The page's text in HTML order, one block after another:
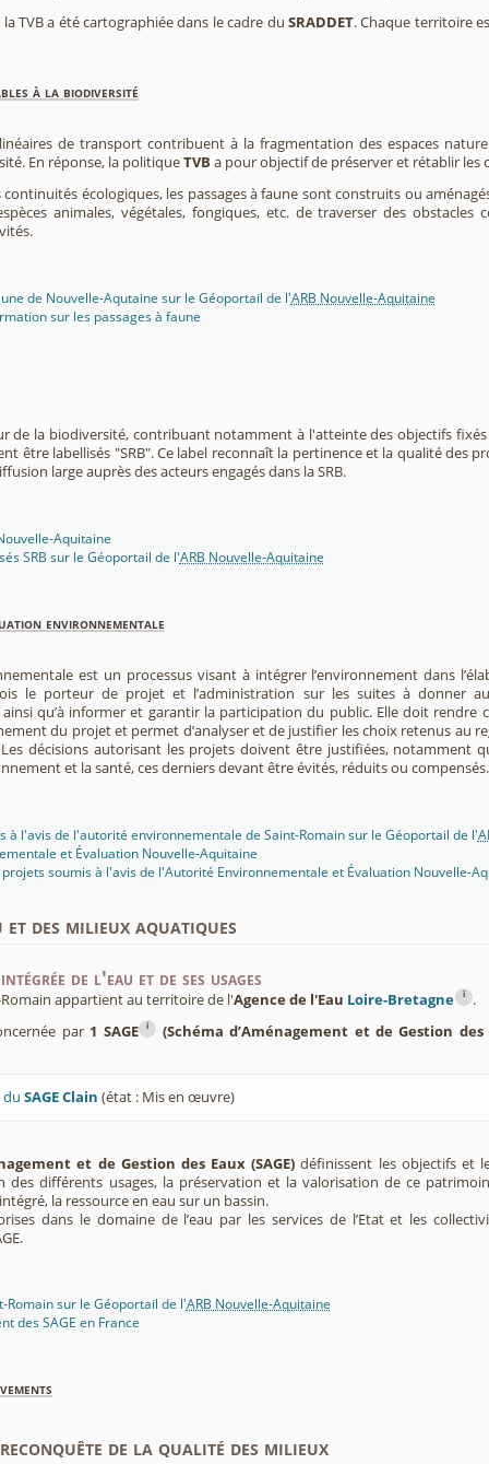
TVB a été cartographiée dans le cadre du SRADDET. Chaque territoire
à la biodiversité
de transport contribuent à la fragmentation des espaces
En réponse, la politiqueTVB a pour objectif de préserver et rétablir les
écologiques, les passages à faune sont construits ou
animales, végétales, fongiques, etc. de traverser des
de Nouvelle-Aqutaine sur le Géoportail de l'ARB Nouvelle-Aquitaine
sur les passages à faune
de la biodiversité, contribuant notamment à l'atteinte des objectifs fixés
être labellisés "SRB". Ce label reconnaît la pertinence et la qualité des
large auprès des acteurs engagés dans la SRB.
Aquitaine
SRB sur le Géoportail de l'ARB Nouvelle-Aquitaine
environnementale
est un processus visant à intégrer l’environnement dans
le porteur de projet et l’administration sur les suites à donner
qu’à informer et garantir la participation du public. Elle doit rendre
du projet et permet d’analyser et de justifier les choix retenus au
décisions autorisant les projets doivent être justifiées, notamment
et la santé, ces derniers devant être évités, réduits ou compensés.
à l'avis de l'autorité environnementale de Saint-Romain sur le Géoportail de l'
et Évaluation Nouvelle-Aquitaine
soumis à l'avis de l'Autorité Environnementale et Évaluation Nouvelle-
des milieux aquatiques
de l'eau et de ses usages
appartient au territoire de l'Agence de l'Eau Loire-Bretagne i
.
par 1 SAGE i (Schéma d’Aménagement et de Gestion des
duSAGE Clain (état : Mis en œuvre)
et de Gestion des Eaux (SAGE) définissent les objectifs et
des différents usages, la préservation et la valorisation de ce
la ressource en eau sur un bassin.
dans le domaine de l’eau par les services de l’Etat et les
Romain sur le Géoportail de l'ARB Nouvelle-Aquitaine
des SAGE en France
de la qualité des milieux